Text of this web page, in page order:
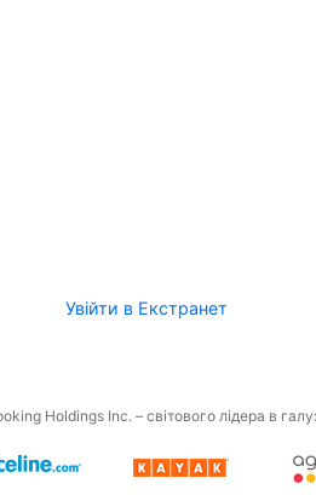
Увійти в Екстранет
Holdings Inc. – світового лідера в